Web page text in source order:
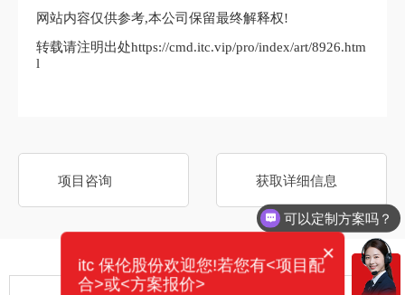
网站内容仅供参考,本公司保留最终解释权!
转载请注明出处https://cmd.itc.vip/pro/index/art/8926.htm
l
项目咨询 获取详细信息
相关产品
可以定制方案吗？
×
itc 保伦股份欢迎您!若您有<项目配
合>或<方案报价>